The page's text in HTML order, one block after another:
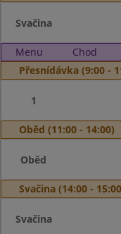
Svačina
Menu Chod
Přesnídávka (9:00 -
1
Oběd (11:00 - 14:00)
Oběd
Svačina (14:00 -
Svačina